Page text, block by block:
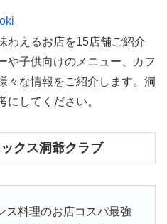
わえるお店を15店舗ご紹介
や子供向けのメニュー、カフ
々な情報をご紹介します。洞
にしてください。
クス洞爺クラブ
ス料理のお店コスパ最強